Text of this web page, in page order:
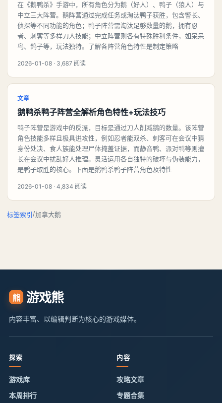
在《鹅鸭杀》手游中，所有角色分为鹅（好人）、鸭子（狼人）与
中立三大阵营。鹅阵营通过完成任务或淘汰鸭子获胜，包含警长、
侦探等不同功能的角色；鸭子阵营需淘汰足够数量的鹅，拥有忍
者、刺客等多样刀人技能；中立阵营则各有特殊胜利条件，如呆呆
鸟、鸽子等，玩法独特。了解各阵营角色特性是制定策略
2026-01-08 · 3,687 阅读
文章
鹅鸭杀鸭子阵营全解析角色特性+玩法技巧
鸭子阵营是游戏中的反派，目标是通过刀人削减鹅的数量。该阵营
角色技能多样且极具进攻性，例如忍者能双杀、刺客可在会议中猜
身份处决、食人族能处理尸体掩盖证据，而静音鸭、派对鸭等则擅
长在会议中扰乱好人推理。灵活运用各自独特的破坏与伪装能力，
是鸭子取胜的核心。下面是鹅鸭杀鸭子阵营角色及特性
2026-01-08 · 4,834 阅读
标签索引/加拿大鹅
熊 游戏熊
内容丰富、以编辑判断为核心的游戏媒体。
探索
游戏库
本周排行
内容
攻略文章
专题合集